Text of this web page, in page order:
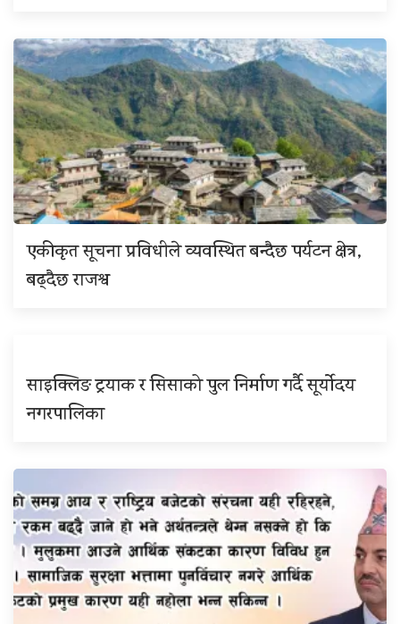
एकीकृत सूचना प्रविधीले व्यवस्थित बन्दैछ पर्यटन क्षेत्र,
बढ्दैछ राजश्व
साइक्लिङ ट्रयाक र सिसाको पुल निर्माण गर्दै सूर्योदय
नगरपालिका